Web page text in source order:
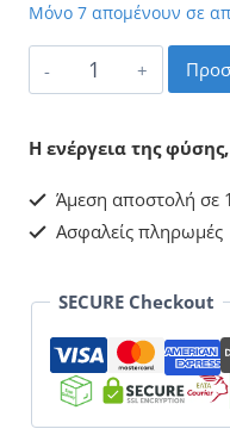
Μόνο 7 απομένουν σε
Ρόδο
Της
Ερήμου
ποσότητα
Η ενέργεια της
Άμεση αποστολή σε
Ασφαλείς πληρωμές
SECURE Checkout